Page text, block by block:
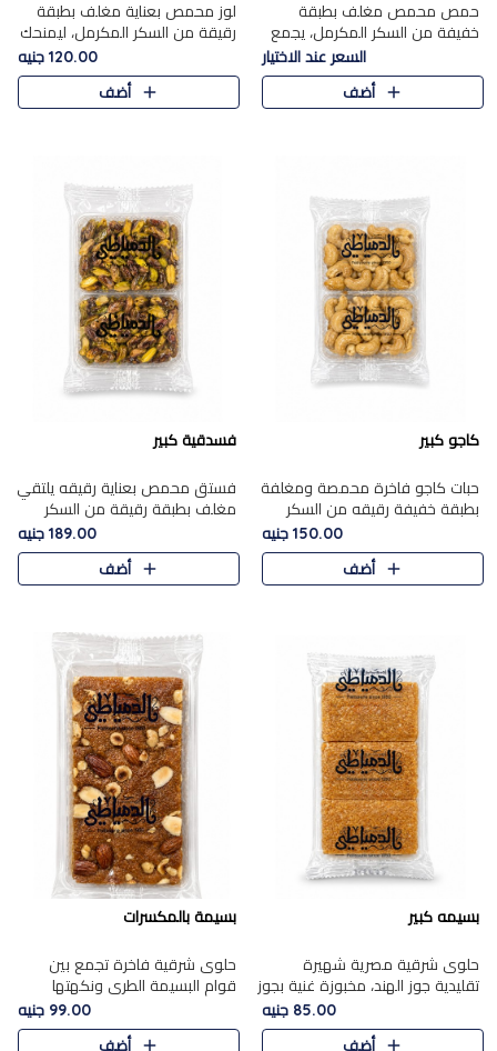
حمص محمص مغلف بطبقة
خفيفة من السكر المكرمل، يجمع
بين القرمشة المميزة والطعم
الشرقي الأصيل في واحدة من أشهر
حلويات الموسم.
السعر عند الاختيار
أضف
لوز محمص بعناية مغلف بطبقة
رقيقة من السكر المكرمل، ليمنحك
قرمشة راقية ونكهة غنية تبرز
فخامة اللوز في كل قطعة.
120.00 جنيه
أضف
كاجو كبير
حبات كاجو فاخرة محمصة ومغلفة
بطبقة خفيفة رقيقه من السكر
المكرمل، تجمع بين توازن النعومة
زبدية غنية فاخرة والقرمشة
المرضية في حلوى شرقية بطاب..
150.00 جنيه
أضف
فسدقية كبير
فستق محمص بعناية رقيقه يلتقي
مغلف بطبقة رقيقة من السكر
المكرمل، ليقدم مذاقًا فاخرًا حلوي
شرقية فاخرة ونكهة غنية ناتي تميز
كل قطعة و قوام هش
189.00 جنيه
أضف
بسيمه كبير
حلوى شرقية مصرية شهيرة
تقليدية جوز الهند، مخبوزة غنية بجوز
الهند، بلمسه ذهبية وتتميز بقوامها
المرمل وطعمها اللذيذ الذي يشبه
85.00 جنيه
أضف
بسيمة بالمكسرات
حلوى شرقية فاخرة تجمع بين
قوام البسيمة الطري ونكهتها
الغنية، مزينة بتشكيلة مختارة من
اللوز والبندق والمكسرات الفاخرة.
99.00 جنيه
أضف